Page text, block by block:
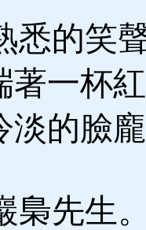
的笑
著一杯
淡的臉
先生